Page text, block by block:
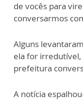
de vocês para
conversarmos
Alguns
ela for irredutível
prefeitura
A notícia